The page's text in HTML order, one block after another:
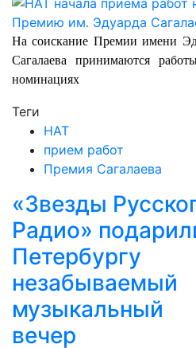
На соискание Премии имени
Сагалаева принимаются
номинациях
Теги
НАТ
прием работ
Премия Сагалаева
«Звезды
Радио»
Петербургу
незабываемый
музыкальный
вечер